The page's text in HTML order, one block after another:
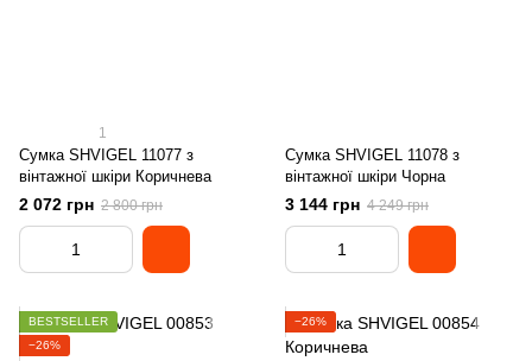
1
Сумка SHVIGEL 11077 з
вінтажної шкіри Коричнева
2 072 грн 2 800 грн
Сумка SHVIGEL 11078 з
вінтажної шкіри Чорна
3 144 грн 4 249 грн
BESTSELLER
−26%
−26%